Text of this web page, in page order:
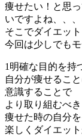
痩せたい！と思
いですよね、、、
そこでダイエッ
今回は少しでも
1明確な目的を持
自分が痩せるこ
意識することで
より取り組むべ
痩せた時の自分
楽しくダイエッ